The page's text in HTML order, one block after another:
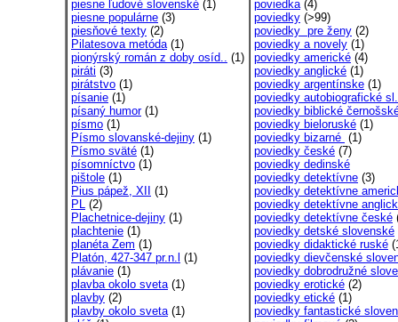
piesne ľudové slovenské (1)
piesne populárne (3)
piesňové texty (2)
Pilatesova metóda(1)
pionýrský román z doby osíd.. (1)
piráti (3)
pirátstvo (1)
písanie (1)
písaný humor(1)
písmo (1)
Písmo slovanské-dejiny (1)
Písmo sväté (1)
písomníctvo (1)
pištole (1)
Pius pápež, XII
(1)
PL (2)
Plachetnice-dejiny (1)
plachtenie (1)
planéta Zem (1)
Platón, 427-347 pr.n.l (1)
plávanie (1)
plavba okolo sveta(1)
plavby (2)
plavby okolo sveta(1)
poviedka(4)
poviedky (>99)
poviedky pre ženy (2)
poviedky a novely (1)
poviedky americké (4)
poviedky anglické (1)
poviedky argentínske (1)
poviedky autobiografické
poviedky biblické
poviedky bieloruské (1)
poviedky bizarné (1)
poviedky české (7)
poviedky dedinské
poviedky detektívne (3)
poviedky detektívne
poviedky detektívne
poviedky detektívne české
poviedky detské slovenské
poviedky didaktické ruské
poviedky dievčenské
poviedky dobrodružné
poviedky erotické (2)
poviedky etické (1)
poviedky fantastické